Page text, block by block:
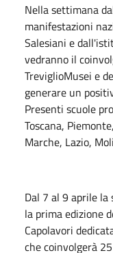
Nella settimana
manifestazioni
Salesiani e
vedranno il
TreviglioMusei e
generare un
Presenti scuole
Toscana,
Marche, Lazio,
Dal 7 al 9 aprile la
la prima edizione
Capolavori
che coinvolgerà